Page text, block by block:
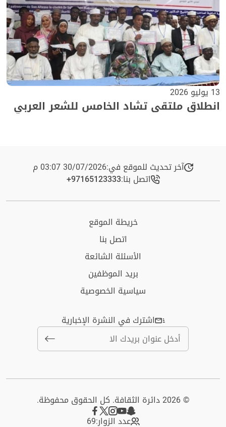
13 يوليو 2026
انطلاق ملتقى تشاد الخامس للشعر العربي
آخر تحديث للموقع في:30/07/2026 03:07 م
اتصل بنا:+97165123333​
خريطة الموقع
اتصل بنا
الأسئلة الشائعة
بريد الموظفين
سياسية الخصوصية
اشترك في النشرة الإخبارية
© 2026 دائرة الثقافة. كل الحقوق محفوظة.
عدد الزوار:69